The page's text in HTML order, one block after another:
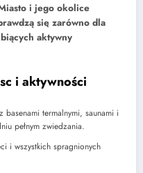
i jego okolice
się zarówno dla
aktywny
i aktywności
termalnymi, saunami i
pełnym zwiedzania.
i wszystkich spragnionych